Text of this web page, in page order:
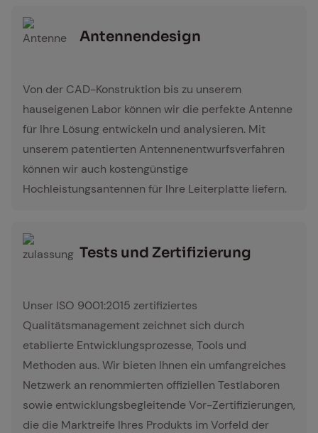
An­ten­nen­de­sign
Von der CAD-Konstruktion bis zu unserem
hauseigenen Labor können wir die perfekte Antenne
für Ihre Lösung entwickeln und analysieren. Mit
unserem patentierten Antennenentwurfsverfahren
können wir auch kostengünstige
Hochleistungsantennen für Ihre Leiterplatte liefern.
Tests und Zer­ti­fi­zie­rung
Unser ISO 9001:2015 zertifiziertes
Qualitätsmanagement zeichnet sich durch
etablierte Entwicklungsprozesse, Tools und
Methoden aus. Wir bieten Ihnen ein umfangreiches
Netzwerk an renommierten offiziellen Testlaboren
sowie entwicklungsbegleitende Vor-Zertifizierungen,
die die Marktreife Ihres Produkts im Vorfeld der